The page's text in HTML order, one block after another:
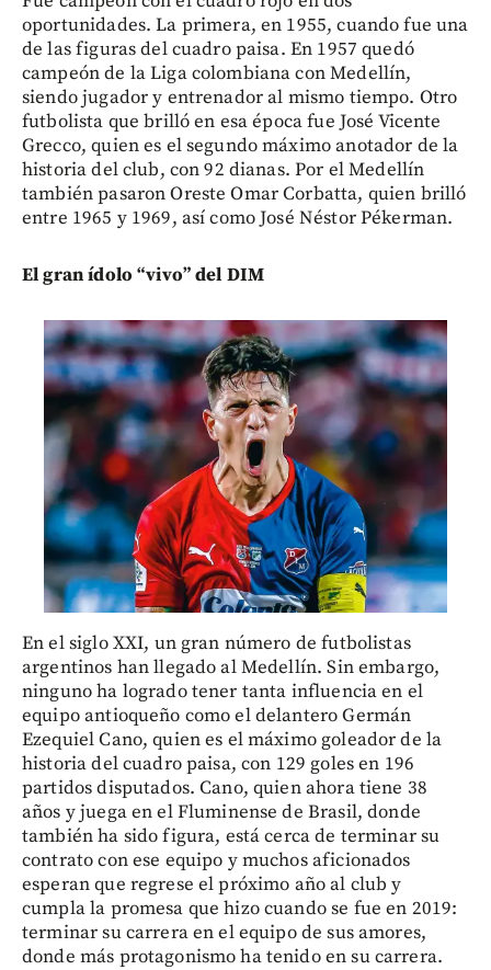
oportunidades. La primera, en 1955, cuando fue una
de las figuras del cuadro paisa. En 1957 quedó
campeón de la Liga colombiana con Medellín,
siendo jugador y entrenador al mismo tiempo. Otro
futbolista que brilló en esa época fue José Vicente
Grecco, quien es el segundo máximo anotador de la
historia del club, con 92 dianas. Por el Medellín
también pasaron Oreste Omar Corbatta, quien brilló
entre 1965 y 1969, así como José Néstor Pékerman.
El gran ídolo “vivo” del DIM
En el siglo XXI, un gran número de futbolistas
argentinos han llegado al Medellín. Sin embargo,
ninguno ha logrado tener tanta influencia en el
equipo antioqueño como el delantero Germán
Ezequiel Cano, quien es el máximo goleador de la
historia del cuadro paisa, con 129 goles en 196
partidos disputados. Cano, quien ahora tiene 38
años y juega en el Fluminense de Brasil, donde
también ha sido figura, está cerca de terminar su
contrato con ese equipo y muchos aficionados
esperan que regrese el próximo año al club y
cumpla la promesa que hizo cuando se fue en 2019:
terminar su carrera en el equipo de sus amores,
donde más protagonismo ha tenido en su carrera.